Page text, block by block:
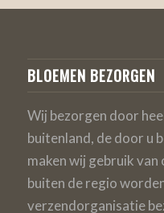
BLOEMEN BEZORGEN
Wij bezorgen door
buitenland, de door u
maken wij gebruik
buiten de regio
verzendorganisatie